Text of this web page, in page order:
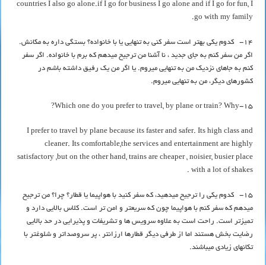
countries I also go alone.if I go for business I go alone and if I go for fun, I
go with my family.
14- کدوم یکی بهتر است سفر کنی به تنهایی یا با خانواده؟ بستگی داره به مکانش.
اگر من سفر کنم به جای جدید ، نا آشنا من ترجیح میدهم که برم با خانواده. اگر سفر
کنم به جاهای نزدیک من به تنهایی میروم. یا اگر من یک رفیق داشته باشم در
کشورهای دیگر، من به تنهایی میروم.
15-Which one do you prefer to travel, by plane or train? Why?
I prefer to travel by plane because its faster and safer. Its high class and
cleaner. Its comfortable,the services and entertainment are highly
satisfactory ,but on the other hand, trains are cheaper , noisier, busier place
with a lot of shakes .
15- کدوم یکی را ترجیح میدهید، که سفر کنید با هواپیما یا قطار؟ چرا؟ من ترجیح
میدهم که سفر کنم با هواپیما چون که سریعتر و امن تر است. کلاس بالایی دارد و
تمیزتر است. راحت است به علاوه سرویس ها و تشریفات و پذیرایی در حد بالایی
رضایت بخش هستند اما از طرفی دیگر قطارها ارزانتر ، پر سروصداتر و شلوغتر با
تکانهای زیادی میباشند.